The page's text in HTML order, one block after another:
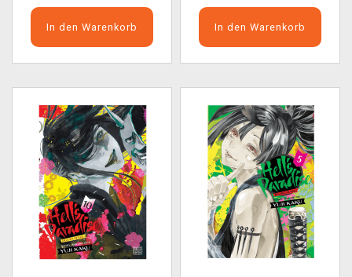
In den Warenkorb In den Warenkorb